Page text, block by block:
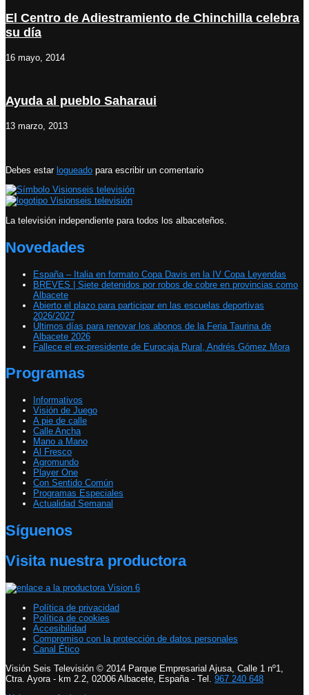
El Centro de Adiestramiento de Chinchilla celebra
su día
16 mayo, 2014
Ayuda al pueblo Saharaui
13 marzo, 2013
Debes estar logueado para escribir un comentario
La televisión independiente para todos los albaceteños.
Novedades
España – Italia en formato Copa Davis en la IV Copa Leyendas
BREVES | Siete detenidos por robos de cobre en provincias como
Albacete
Abierto el plazo para participar en las escuelas deportivas
2026/2027
Últimos días para renovar los abonos de la Feria Taurina de
Albacete 2026
Fallece el ex-presidente de Eurocaja Rural, Andrés Gómez Mora
Programas
Informativos
Visión de Juego
A pie de calle
Calle Ancha
Mano a Mano
Al Fresco
Agromundo
Player One
Con Sentido Común
Programas Especiales
Actualidad Semanal
Síguenos
Visita nuestra productora
Política de privacidad
Política de cookies
Accesibilidad
Compromiso con la protección de datos personales
Canal Ético
Visión Seis Televisión © 2014 Parque Empresarial Ajusa, Calle 1 nº1,
Ctra. Ayora - km 2.2, 02006 Albacete, España - Tel. 967 240 648